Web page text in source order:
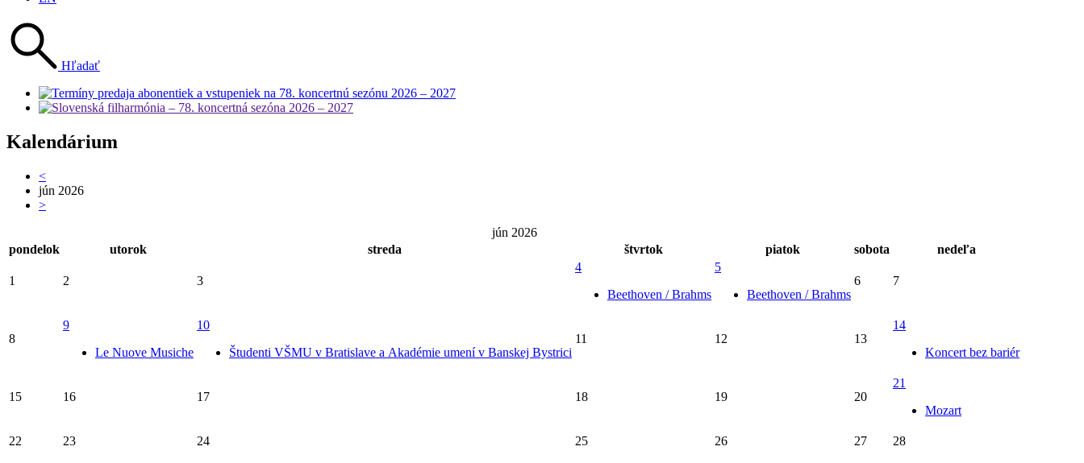
Hľadať
Kalendárium
<
jún 2026
>
jún 2026
pondelok
utorok streda štvrtok piatok sobota nedeľa
1 2 3
4
Beethoven / Brahms
5
Beethoven / Brahms
6 7
8
9
Le Nuove Musiche
10
Študenti VŠMU v Bratislave a Akadémie umení v Banskej Bystrici
11 12 13
14
Koncert bez bariér
15 16 17 18 19 20
21
Mozart
22 23 24 25 26 27 28